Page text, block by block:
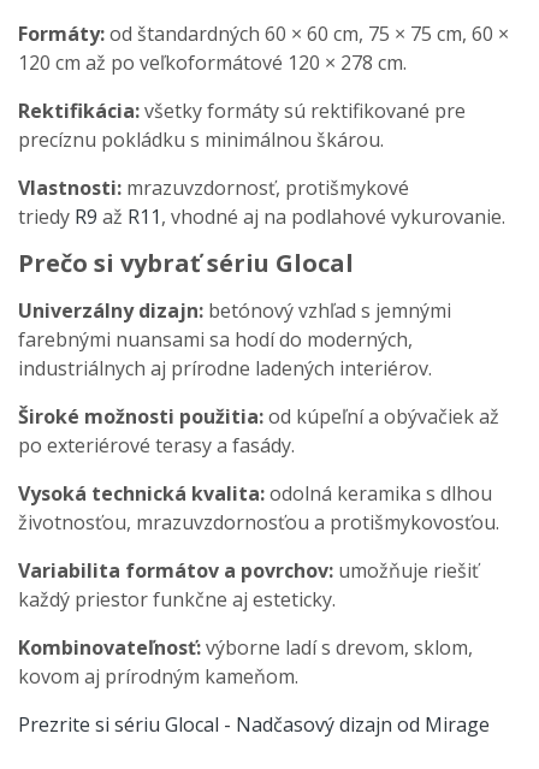
Formáty:od štandardných 60 × 60 cm, 75 × 75 cm, 60 ×
120 cm až po veľkoformátové 120 × 278 cm.
Rektifikácia:všetky formáty sú rektifikované pre
precíznu pokládku s minimálnou škárou.
Vlastnosti: mrazuvzdornosť, protišmykové
triedy R9 až R11, vhodné aj na podlahové vykurovanie.
Prečo si vybrať sériu Glocal
Univerzálny dizajn: betónový vzhľad s jemnými
farebnými nuansami sa hodí do moderných,
industriálnych aj prírodne ladených interiérov.
Široké možnosti použitia:od kúpeľní a obývačiek až
po exteriérové terasy a fasády.
Vysoká technická kvalita:odolná keramika s dlhou
životnosťou, mrazuvzdornosťou a protišmykovosťou.
Variabilita formátov a povrchov: umožňuje riešiť
každý priestor funkčne aj esteticky.
Kombinovateľnosť:výborne ladí s drevom, sklom,
kovom aj prírodným kameňom.
Prezrite si sériu Glocal - Nadčasový dizajn od Mirage